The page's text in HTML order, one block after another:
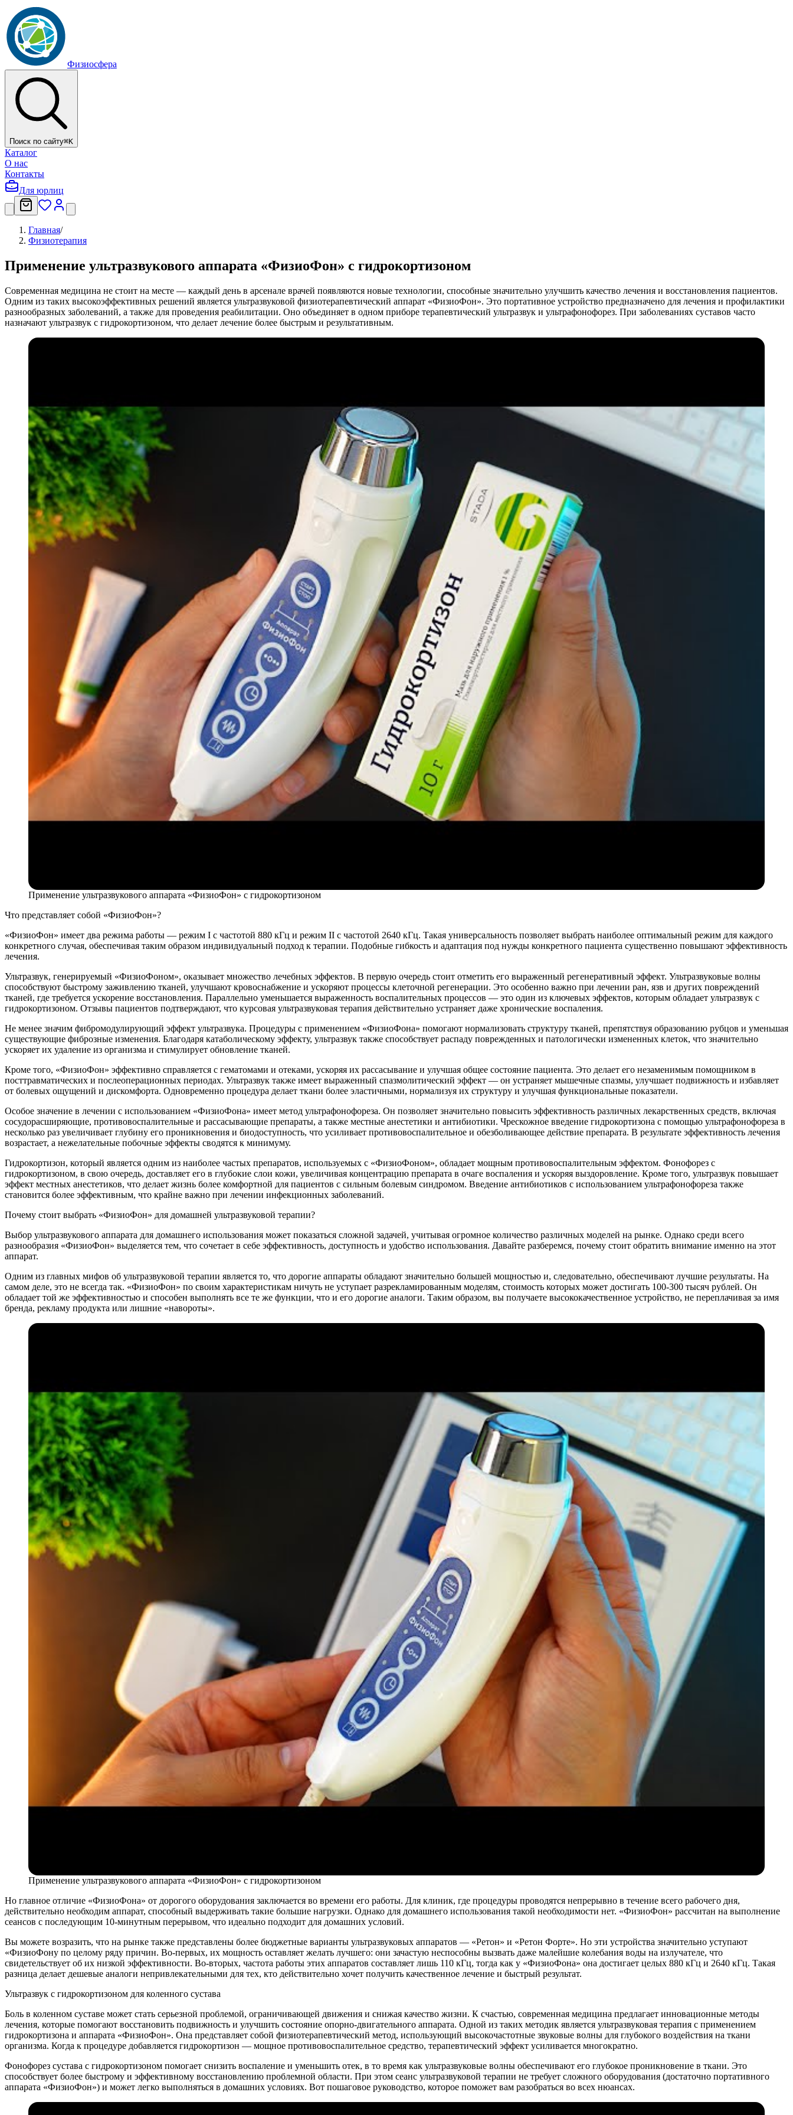
Физиосфера
Поиск по сайту⌘K
Каталог
О нас
Контакты
Для юрлиц
Главная/
Физиотерапия
Применение ультразвукового аппарата «ФизиоФон» с гидрокортизоном
Современная медицина не стоит на месте — каждый день в арсенале врачей появляются новые технологии, способные значительно улучшить качество лечения и восстановления пациентов.
Одним из таких высокоэффективных решений является ультразвуковой физиотерапевтический аппарат «ФизиоФон». Это портативное устройство предназначено для лечения и профилактики
разнообразных заболеваний, а также для проведения реабилитации. Оно объединяет в одном приборе терапевтический ультразвук и ультрафонофорез. При заболеваниях суставов часто
назначают ультразвук с гидрокортизоном, что делает лечение более быстрым и результативным.
Применение ультразвукового аппарата «ФизиоФон» с гидрокортизоном
Что представляет собой «ФизиоФон»?
«ФизиоФон» имеет два режима работы — режим I с частотой 880 кГц и режим II с частотой 2640 кГц. Такая универсальность позволяет выбрать наиболее оптимальный режим для каждого
конкретного случая, обеспечивая таким образом индивидуальный подход к терапии. Подобные гибкость и адаптация под нужды конкретного пациента существенно повышают эффективность
лечения.
Ультразвук, генерируемый «ФизиоФоном», оказывает множество лечебных эффектов. В первую очередь стоит отметить его выраженный регенеративный эффект. Ультразвуковые волны
способствуют быстрому заживлению тканей, улучшают кровоснабжение и ускоряют процессы клеточной регенерации. Это особенно важно при лечении ран, язв и других повреждений
тканей, где требуется ускорение восстановления. Параллельно уменьшается выраженность воспалительных процессов — это один из ключевых эффектов, которым обладает ультразвук с
гидрокортизоном. Отзывы пациентов подтверждают, что курсовая ультразвуковая терапия действительно устраняет даже хронические воспаления.
Не менее значим фибромодулирующий эффект ультразвука. Процедуры с применением «ФизиоФона» помогают нормализовать структуру тканей, препятствуя образованию рубцов и уменьшая
существующие фиброзные изменения. Благодаря катаболическому эффекту, ультразвук также способствует распаду поврежденных и патологически измененных клеток, что значительно
ускоряет их удаление из организма и стимулирует обновление тканей.
Кроме того, «ФизиоФон» эффективно справляется с гематомами и отеками, ускоряя их рассасывание и улучшая общее состояние пациента. Это делает его незаменимым помощником в
посттравматических и послеоперационных периодах. Ультразвук также имеет выраженный спазмолитический эффект — он устраняет мышечные спазмы, улучшает подвижность и избавляет
от болевых ощущений и дискомфорта. Одновременно процедура делает ткани более эластичными, нормализуя их структуру и улучшая функциональные показатели.
Особое значение в лечении с использованием «ФизиоФона» имеет метод ультрафонофореза. Он позволяет значительно повысить эффективность различных лекарственных средств, включая
сосудорасширяющие, противовоспалительные и рассасывающие препараты, а также местные анестетики и антибиотики. Чрескожное введение гидрокортизона с помощью ультрафонофореза в
несколько раз увеличивает глубину его проникновения и биодоступность, что усиливает противовоспалительное и обезболивающее действие препарата. В результате эффективность лечения
возрастает, а нежелательные побочные эффекты сводятся к минимуму.
Гидрокортизон, который является одним из наиболее частых препаратов, используемых с «ФизиоФоном», обладает мощным противовоспалительным эффектом. Фонофорез с
гидрокортизоном, в свою очередь, доставляет его в глубокие слои кожи, увеличивая концентрацию препарата в очаге воспаления и ускоряя выздоровление. Кроме того, ультразвук повышает
эффект местных анестетиков, что делает жизнь более комфортной для пациентов с сильным болевым синдромом. Введение антибиотиков с использованием ультрафонофореза также
становится более эффективным, что крайне важно при лечении инфекционных заболеваний.
Почему стоит выбрать «ФизиоФон» для домашней ультразвуковой терапии?
Выбор ультразвукового аппарата для домашнего использования может показаться сложной задачей, учитывая огромное количество различных моделей на рынке. Однако среди всего
разнообразия «ФизиоФон» выделяется тем, что сочетает в себе эффективность, доступность и удобство использования. Давайте разберемся, почему стоит обратить внимание именно на этот
аппарат.
Одним из главных мифов об ультразвуковой терапии является то, что дорогие аппараты обладают значительно большей мощностью и, следовательно, обеспечивают лучшие результаты. На
самом деле, это не всегда так. «ФизиоФон» по своим характеристикам ничуть не уступает разрекламированным моделям, стоимость которых может достигать 100-300 тысяч рублей. Он
обладает той же эффективностью и способен выполнять все те же функции, что и его дорогие аналоги. Таким образом, вы получаете высококачественное устройство, не переплачивая за имя
бренда, рекламу продукта или лишние «навороты».
Применение ультразвукового аппарата «ФизиоФон» с гидрокортизоном
Но главное отличие «ФизиоФона» от дорогого оборудования заключается во времени его работы. Для клиник, где процедуры проводятся непрерывно в течение всего рабочего дня,
действительно необходим аппарат, способный выдерживать такие большие нагрузки. Однако для домашнего использования такой необходимости нет. «ФизиоФон» рассчитан на выполнение
сеансов с последующим 10-минутным перерывом, что идеально подходит для домашних условий.
Вы можете возразить, что на рынке также представлены более бюджетные варианты ультразвуковых аппаратов — «Ретон» и «Ретон Форте». Но эти устройства значительно уступают
«ФизиоФону по целому ряду причин. Во-первых, их мощность оставляет желать лучшего: они зачастую неспособны вызвать даже малейшие колебания воды на излучателе, что
свидетельствует об их низкой эффективности. Во-вторых, частота работы этих аппаратов составляет лишь 110 кГц, тогда как у «ФизиоФона» она достигает целых 880 кГц и 2640 кГц. Такая
разница делает дешевые аналоги непривлекательными для тех, кто действительно хочет получить качественное лечение и быстрый результат.
Ультразвук с гидрокортизоном для коленного сустава
Боль в коленном суставе может стать серьезной проблемой, ограничивающей движения и снижая качество жизни. К счастью, современная медицина предлагает инновационные методы
лечения, которые помогают восстановить подвижность и улучшить состояние опорно-двигательного аппарата. Одной из таких методик является ультразвуковая терапия с применением
гидрокортизона и аппарата «ФизиоФон». Она представляет собой физиотерапевтический метод, использующий высокочастотные звуковые волны для глубокого воздействия на ткани
организма. Когда к процедуре добавляется гидрокортизон — мощное противовоспалительное средство, терапевтический эффект усиливается многократно.
Фонофорез сустава с гидрокортизоном помогает снизить воспаление и уменьшить отек, в то время как ультразвуковые волны обеспечивают его глубокое проникновение в ткани. Это
способствует более быстрому и эффективному восстановлению проблемной области. При этом сеанс ультразвуковой терапии не требует сложного оборудования (достаточно портативного
аппарата «ФизиоФон») и может легко выполняться в домашних условиях. Вот пошаговое руководство, которое поможет вам разобраться во всех нюансах.